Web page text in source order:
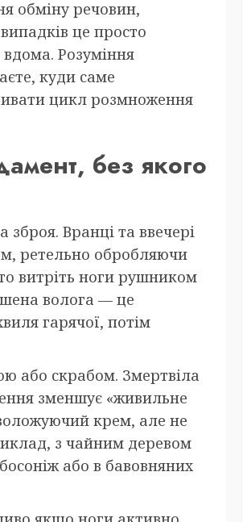
обміну речовин,
це просто
вдома. Розуміння
куди саме
цикл розмноження
без якого
Вранці та ввечері
ретельно обробляючи
витріть ноги рушником
волога — це
гарячої, потім
або скрабом. Змертвіла
зменшує «живильне
крем, але не
з чайним деревом
або в бавовняних